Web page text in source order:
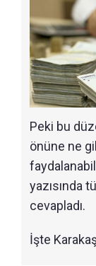
Peki bu
önüne ne
yazısında
cevapladı.
İşte